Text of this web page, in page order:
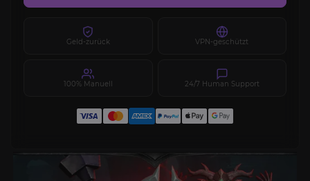
Geld-zurück VPN-geschützt
100% Manuell 24/7 Human Support